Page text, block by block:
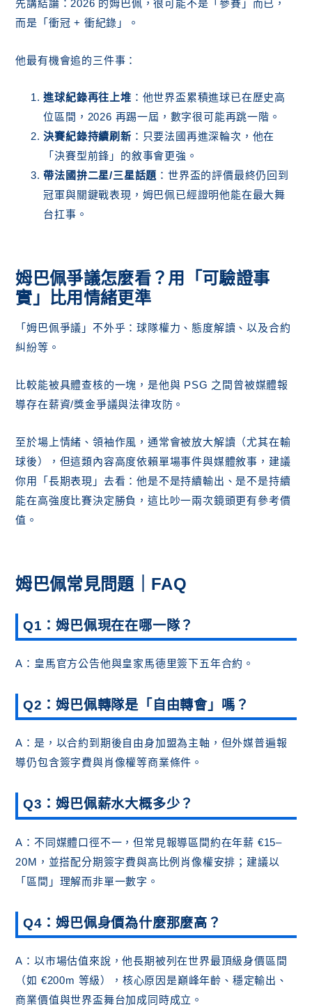
先講結論：2026 的姆巴佩，很可能不是「參賽」而已，
而是「衝冠 + 衝紀錄」。
他最有機會追的三件事：
進球紀錄再往上堆 ：他世界盃累積進球已在歷史高
位區間，2026 再踢一屆，數字很可能再跳一階。
決賽紀錄持續刷新 ：只要法國再進深輪次，他在
「決賽型前鋒」的敘事會更強。
帶法國拚二星/三星話題 ：世界盃的評價最終仍回到
冠軍與關鍵戰表現，姆巴佩已經證明他能在最大舞
台扛事。
姆巴佩爭議怎麼看？用「可驗證事
實」比用情緒更準
「姆巴佩爭議」不外乎：球隊權力、態度解讀、以及合約
糾紛等。
比較能被具體查核的一塊，是他與 PSG 之間曾被媒體報
導存在薪資/獎金爭議與法律攻防。
至於場上情緒、領袖作風，通常會被放大解讀（尤其在輸
球後），但這類內容高度依賴單場事件與媒體敘事，建議
你用「長期表現」去看：他是不是持續輸出、是不是持續
能在高強度比賽決定勝負，這比吵一兩次鏡頭更有參考價
值。
姆巴佩常見問題｜FAQ
Q1：姆巴佩現在在哪一隊？
A：皇馬官方公告他與皇家馬德里簽下五年合約。
Q2：姆巴佩轉隊是「自由轉會」嗎？
A：是，以合約到期後自由身加盟為主軸，但外媒普遍報
導仍包含簽字費與肖像權等商業條件。
Q3：姆巴佩薪水大概多少？
A：不同媒體口徑不一，但常見報導區間約在年薪 €15–
20M，並搭配分期簽字費與高比例肖像權安排；建議以
「區間」理解而非單一數字。
Q4：姆巴佩身價為什麼那麼高？
A：以市場估值來說，他長期被列在世界最頂級身價區間
（如 €200m 等級），核心原因是巔峰年齡、穩定輸出、
商業價值與世界盃舞台加成同時成立。